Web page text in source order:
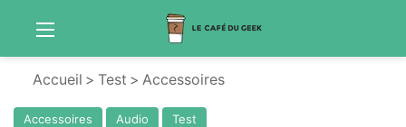
Accueil > Test > Accessoires
Accessoires Audio Test